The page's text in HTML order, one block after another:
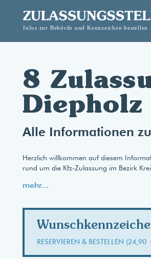
8
Diepholz
Alle Informationen
Herzlich willkommen auf diesem
rund um die Kfz-Zulassung im Bezirk
mehr...
RESERVIEREN & BESTELLEN (24,90